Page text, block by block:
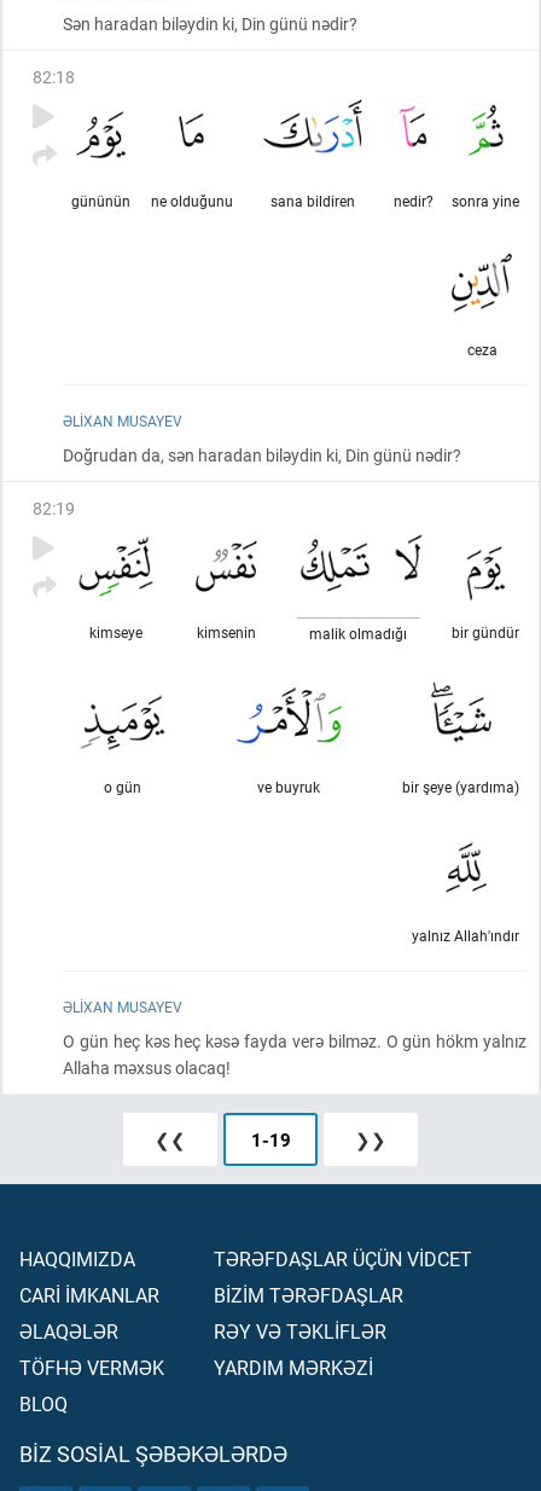
Sən haradan biləydin ki, Din günü nədir?
82:18
sonra yine
nedir?
sana bildiren
ne olduğunu
gününün
ceza
ƏLIXAN MUSAYEV
Doğrudan da, sən haradan biləydin ki, Din günü nədir?
82:19
bir gündür
malik olmadığı
kimsenin
kimseye
bir şeye (yardıma)
ve buyruk
o gün
yalnız Allah'ındır
ƏLIXAN MUSAYEV
O gün heç kəs heç kəsə fayda verə bilməz. O gün hökm yalnız
Allaha məxsus olacaq!
❮❮ 1-19 ❯❯
HAQQIMIZDA
CARİ İMKANLAR
ƏLAQƏLƏR
TÖFHƏ VERMƏK
BLOQ
TƏRƏFDAŞLAR ÜÇÜN VİDCET
BİZİM TƏRƏFDAŞLAR
RƏY VƏ TƏKLİFLƏR
YARDIM MƏRKƏZİ
BIZ SOSIAL ŞƏBƏKƏLƏRDƏ